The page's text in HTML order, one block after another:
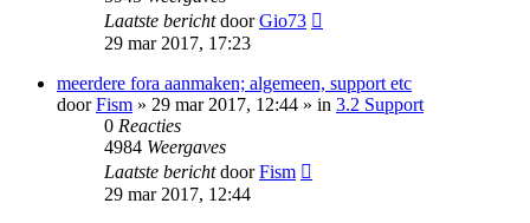
Laatste berichtdoorGio73
29 mar 2017, 17:23
meerdere fora aanmaken; algemeen, support etc
doorFism » 29 mar 2017, 12:44 » in 3.2 Support
0 Reacties
4984 Weergaves
Laatste berichtdoorFism
29 mar 2017, 12:44